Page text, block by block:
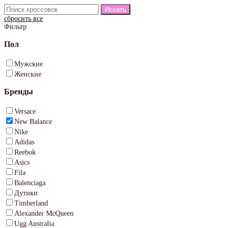
сбросить все
Фильтр
Пол
Мужские
Женские
Бренды
Versace
New Balance
Nike
Adidas
Reebok
Asics
Fila
Balenciaga
Дутики
Timberland
Alexander McQueen
Ugg Australia